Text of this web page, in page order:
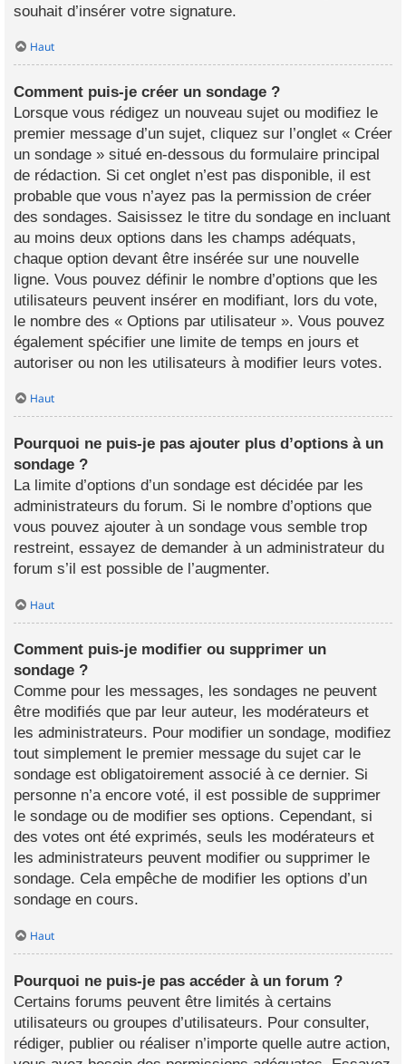
souhait d’insérer votre signature.
Haut
Comment puis-je créer un sondage ?
Lorsque vous rédigez un nouveau sujet ou modifiez le
premier message d’un sujet, cliquez sur l’onglet « Créer
un sondage » situé en-dessous du formulaire principal
de rédaction. Si cet onglet n’est pas disponible, il est
probable que vous n’ayez pas la permission de créer
des sondages. Saisissez le titre du sondage en incluant
au moins deux options dans les champs adéquats,
chaque option devant être insérée sur une nouvelle
ligne. Vous pouvez définir le nombre d’options que les
utilisateurs peuvent insérer en modifiant, lors du vote,
le nombre des « Options par utilisateur ». Vous pouvez
également spécifier une limite de temps en jours et
autoriser ou non les utilisateurs à modifier leurs votes.
Haut
Pourquoi ne puis-je pas ajouter plus d’options à un
sondage ?
La limite d’options d’un sondage est décidée par les
administrateurs du forum. Si le nombre d’options que
vous pouvez ajouter à un sondage vous semble trop
restreint, essayez de demander à un administrateur du
forum s’il est possible de l’augmenter.
Haut
Comment puis-je modifier ou supprimer un
sondage ?
Comme pour les messages, les sondages ne peuvent
être modifiés que par leur auteur, les modérateurs et
les administrateurs. Pour modifier un sondage, modifiez
tout simplement le premier message du sujet car le
sondage est obligatoirement associé à ce dernier. Si
personne n’a encore voté, il est possible de supprimer
le sondage ou de modifier ses options. Cependant, si
des votes ont été exprimés, seuls les modérateurs et
les administrateurs peuvent modifier ou supprimer le
sondage. Cela empêche de modifier les options d’un
sondage en cours.
Haut
Pourquoi ne puis-je pas accéder à un forum ?
Certains forums peuvent être limités à certains
utilisateurs ou groupes d’utilisateurs. Pour consulter,
rédiger, publier ou réaliser n’importe quelle autre action,